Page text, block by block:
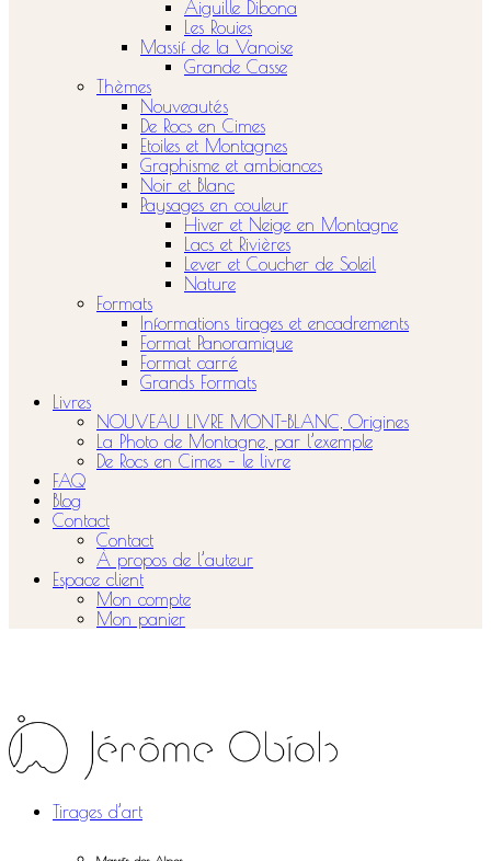
Aiguille Dibona
Les Rouies
Massif de la Vanoise
Grande Casse
Thèmes
Nouveautés
De Rocs en Cimes
Etoiles et Montagnes
Graphisme et ambiances
Noir et Blanc
Paysages en couleur
Hiver et Neige en Montagne
Lacs et Rivières
Lever et Coucher de Soleil
Nature
Formats
Informations tirages et encadrements
Format Panoramique
Format carré
Grands Formats
Livres
NOUVEAU LIVRE MONT-BLANC, Origines
La Photo de Montagne, par l’exemple
De Rocs en Cimes – le livre
FAQ
Blog
Contact
Contact
À propos de l’auteur
Espace client
Mon compte
Mon panier
Tirages d’art